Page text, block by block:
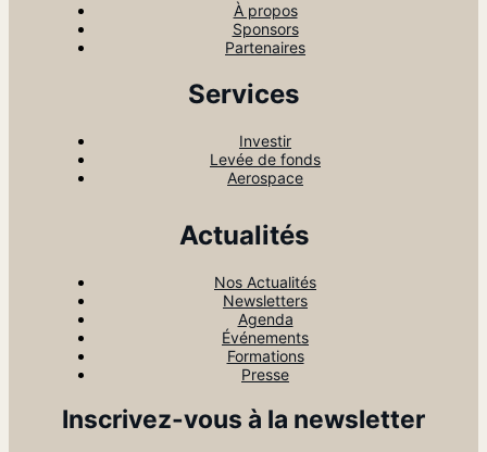
À propos
Sponsors
Partenaires
Services
Investir
Levée de fonds
Aerospace
Actualités
Nos Actualités
Newsletters
Agenda
Événements
Formations
Presse
Inscrivez-vous à la newsletter